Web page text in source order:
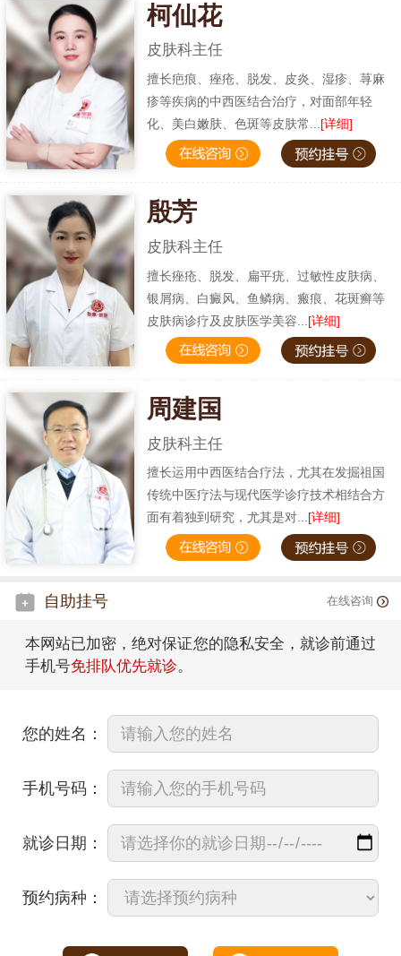
柯仙花
皮肤科主任
擅长疤痕、痤疮、脱发、皮炎、湿疹、荨麻
疹等疾病的中西医结合治疗，对面部年轻
化、美白嫩肤、色斑等皮肤常... [详细]
殷芳
皮肤科主任
擅长痤疮、脱发、扁平疣、过敏性皮肤病、
银屑病、白癜风、鱼鳞病、瘢痕、花斑癣等
皮肤病诊疗及皮肤医学美容... [详细]
周建国
皮肤科主任
擅长运用中西医结合疗法，尤其在发掘祖国
传统中医疗法与现代医学诊疗技术相结合方
面有着独到研究，尤其是对...[详细]
自助挂号 在线咨询
本网站已加密，绝对保证您的隐私安全，就诊前通过
手机号免排队优先就诊。
您的姓名：
手机号码：
就诊日期：
预约病种：